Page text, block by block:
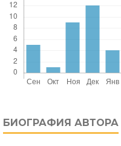
БИОГРАФИЯ АВТОРА